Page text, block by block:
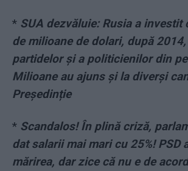
* SUA dezvăluie: Rusia a investit
de milioane de dolari, după
partidelor și a politicienilor din
Milioane au ajuns și la diverși
Președinție
* Scandalos! În plină criză,
dat salarii mai mari cu 25%! PSD
mărirea, dar zice că nu e de